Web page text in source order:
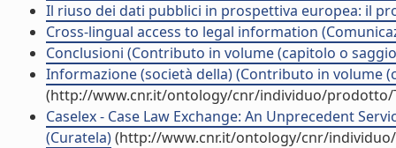
Il riuso dei dati pubblici in prospettiva europea: il
Cross-lingual access to legal information
Conclusioni (Contributo in volume (capitolo o
Informazione (società della) (Contributo in volume
(http://www.cnr.it/ontology/cnr/individuo/prodotto/
Caselex - Case Law Exchange: An Unprecedent
(Curatela)(http://www.cnr.it/ontology/cnr/